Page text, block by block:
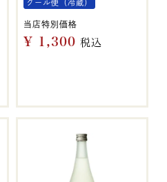
クール便（冷蔵）
当店特別価格
¥ 1,300 税込